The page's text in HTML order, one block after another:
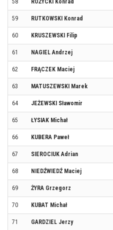
58 RÓŻYCKI Konrad
59 RUTKOWSKI Konrad
60 KRUSZEWSKI Filip
61 NAGIEL Andrzej
62 FRĄCZEK Maciej
63 MATUSZEWSKI Marek
64 JEŻEWSKI Sławomir
65 ŁYSIAK Michał
66 KUBERA Paweł
67 SIEROCIUK Adrian
68 NIEDŹWIEDŹ Maciej
69 ŻYRA Grzegorz
70 KUBAT Michał
71 GARDZIEL Jerzy